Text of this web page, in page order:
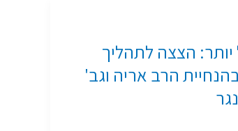
יותר: הצצה לתהליך
הרב אריה וגב'